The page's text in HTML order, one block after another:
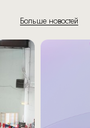
Больше новостей